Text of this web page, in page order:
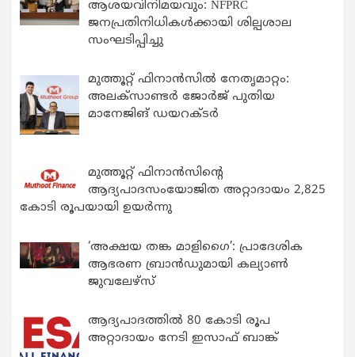
ആശയവിനിമയവും: NFPRC
ജനപ്രതിനിധികൾക്കായി ശില്പശാല
സംഘടിപ്പിച്ചു
മുത്തൂറ്റ് ഫിനാൻസിൽ നേതൃമാറ്റം:
അലക്സാണ്ടർ ജോർജ് പുതിയ
മാനേജിങ് ഡയറക്ടർ
മുത്തൂറ്റ് ഫിനാൻസിന്റെ
ആദ്യപാദസംയോജിത അറ്റാദായം 2,825
കോടി രൂപയായി ഉയർന്നു
‘അക്ഷയ തങ്ക മാളിഗൈ’: പ്രാദേശിക
ആഭരണ ബ്രാന്‍ഡുമായി കല്യാണ്‍
ജുവലേഴ്‌സ്
ആദ്യപാദത്തിൽ 80 കോടി രൂപ
അറ്റാദായം നേടി ഇസാഫ് ബാങ്ക്